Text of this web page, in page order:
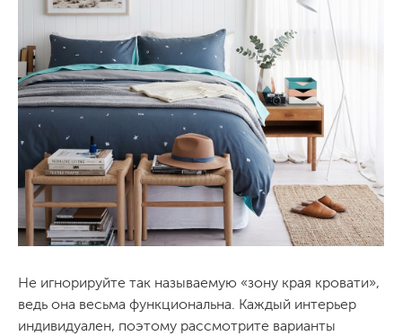
Не игнорируйте так называемую «зону края кровати»,
ведь она весьма функциональна. Каждый интерьер
индивидуален, поэтому рассмотрите варианты